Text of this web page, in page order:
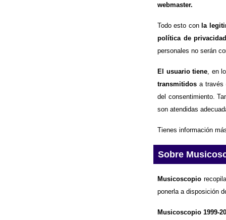
webmaster.
Todo esto con la
política de privacidad
personales no serán
El usuario tiene , en
transmitidos a través
del consentimiento.
son atendidas
Tienes información
Sobre
Musicoscopio
ponerla a disposición
Musicoscopio 1999-